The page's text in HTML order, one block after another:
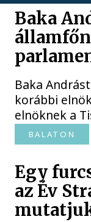
Baka
Baka
korábbi
elnöknek a
BALATON
Egy
az Év